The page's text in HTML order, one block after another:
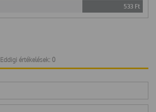
533 Ft
Eddigi értékelések: 0